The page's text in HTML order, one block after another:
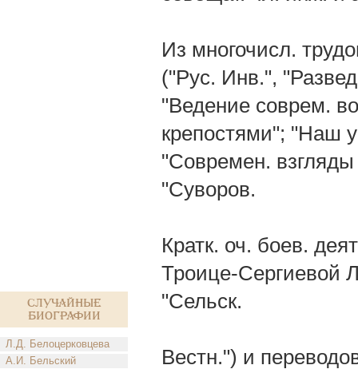
Случайные
биографии
Л.Д. Белоцерковцева
А.И. Бельский
Из многочисл.
("Рус. Инв.",
"Ведение соврем.
крепостями"; "Наш
"Современ. взгляды
"Суворов.
Кратк. оч. боев.
Троице-Сергиевой
"Сельск.
Вестн.") и